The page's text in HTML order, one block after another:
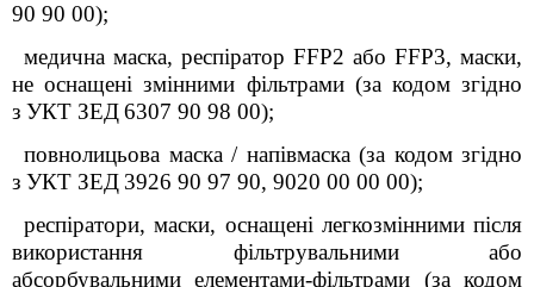
90 90 00);
медична маска, респіратор FFP2 або FFP3, маски,
не оснащені змінними фільтрами (за кодом згідно
з УКТ ЗЕД6307 90 98 00);
повнолицьова маска / напівмаска (за кодом згідно
з УКТ ЗЕД 3926 90 97 90, 9020 00 00 00);
респіратори, маски, оснащені легкозмінними після
використання фільтрувальними або
абсорбувальними елементами-фільтрами (за кодом